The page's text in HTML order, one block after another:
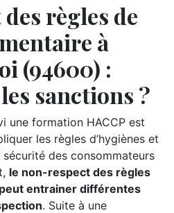
règles de
à
(94600) :
sanctions ?
une formation HACCP est
les règles d’hygiènes et
des consommateurs
le non-respect des règles
entrainer différentes
. Suite à une